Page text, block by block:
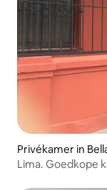
Privékamer in
Lima. Goedkope